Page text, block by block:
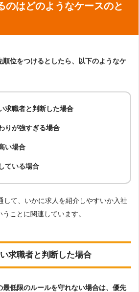
のはどのようなケースのと
位をつけるとしたら、以下のようなケ
求職者と判断した場合
りが強すぎる場合
い場合
ている場合
して、いかに求人を紹介しやすいか入社
ことに関連しています。
求職者と判断した場合
低限のルールを守れない場合は、優先